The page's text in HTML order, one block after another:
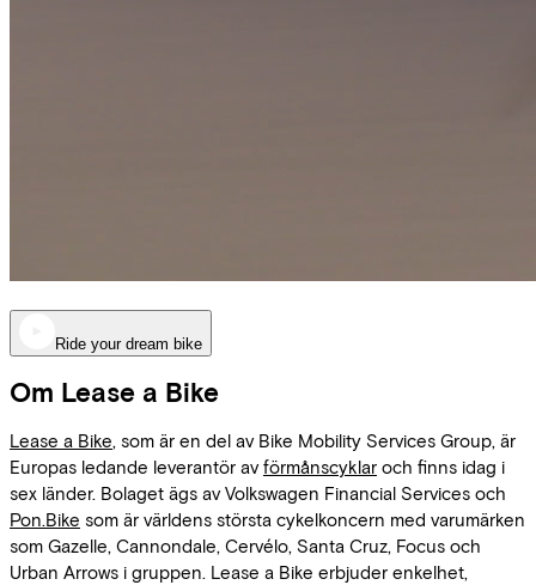
Ride your dream bike
Om Lease a Bike
Lease a Bike, som är en del av Bike Mobility Services Group, är
Europas ledande leverantör avförmånscyklar och finns idag i
sex länder. Bolaget ägs av Volkswagen Financial Services och
Pon.Bike som är världens största cykelkoncern med varumärken
som Gazelle, Cannondale, Cervélo, Santa Cruz, Focus och
Urban Arrows i gruppen. Lease a Bike erbjuder enkelhet,